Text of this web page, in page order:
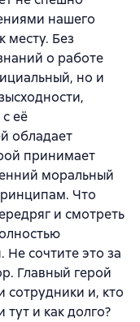
нашего
месту. Без
о работе
но и
её
обладает
принимает
моральный
Что
и смотреть
сочтите это за
Главный герой
сотрудники и, кто
и как долго?